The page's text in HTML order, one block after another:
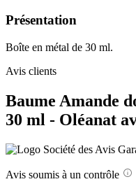
Présentation
Boîte en métal de 30 ml.
Avis clients
Baume Amande
30 ml - Oléanat
Avis soumis à un contrôle